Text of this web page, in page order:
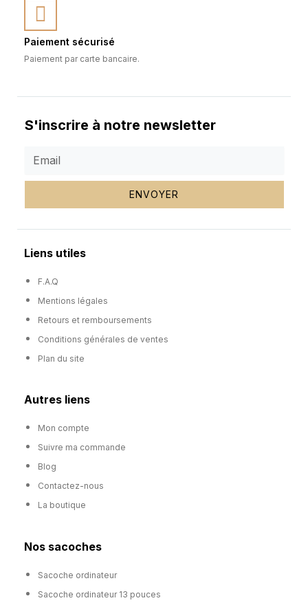
Paiement sécurisé
Paiement par carte bancaire.
S'inscrire à notre newsletter
ENVOYER
Liens utiles
F.A.Q
Mentions légales
Retours et remboursements
Conditions générales de ventes
Plan du site
Autres liens
Mon compte
Suivre ma commande
Blog
Contactez-nous
La boutique
Nos sacoches
Sacoche ordinateur
Sacoche ordinateur 13 pouces